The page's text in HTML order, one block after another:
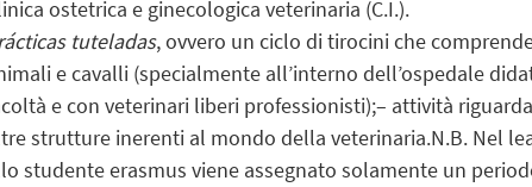
ostetrica e ginecologica veterinaria (C.I.).
ácticas tuteladas, ovvero un ciclo di tirocini che
e cavalli (specialmente all’interno dell’ospedale
e con veterinari liberi professionisti);– attività
strutture inerenti al mondo della veterinaria.N.B. Nel
studente erasmus viene assegnato solamente un